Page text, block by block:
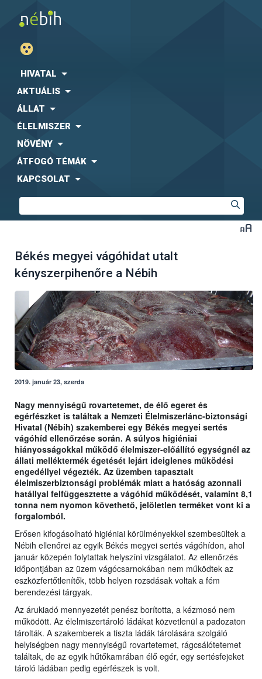
HIVATAL
AKTUÁLIS
ÁLLAT
ÉLELMISZER
NÖVÉNY
ÁTFOGÓ TÉMÁK
KAPCSOLAT
Békés megyei vágóhidat utalt
kényszerpihenőre a Nébih
2019. január 23, szerda
Nagy mennyiségű rovartetemet, de élő egeret és
egérfészket is találtak a Nemzeti Élelmiszerlánc-biztonsági
Hivatal (Nébih) szakemberei egy Békés megyei sertés
vágóhíd ellenőrzése során. A súlyos higiéniai
hiányosságokkal működő élelmiszer-előállító egységnél az
állati melléktermék égetését lejárt ideiglenes működési
engedéllyel végezték. Az üzemben tapasztalt
élelmiszerbiztonsági problémák miatt a hatóság azonnali
hatállyal felfüggesztette a vágóhíd működését, valamint 8,1
tonna nem nyomon követhető, jelöletlen terméket vont ki a
forgalomból.
Erősen kifogásolható higiéniai körülményekkel szembesültek a
Nébih ellenőrei az egyik Békés megyei sertés vágóhídon, ahol
január közepén folytattak helyszíni vizsgálatot. Az ellenőrzés
időpontjában az üzem vágócsarnokában nem működtek az
eszközfertőtlenítők, több helyen rozsdásak voltak a fém
berendezési tárgyak.
Az árukiadó mennyezetét penész borította, a kézmosó nem
működött. Az élelmiszertároló ládákat közvetlenül a padozaton
tárolták. A szakemberek a tiszta ládák tárolására szolgáló
helyiségben nagy mennyiségű rovartetemet, rágcsálótetemet
találtak, de az egyik hűtőkamrában élő egér, egy sertésfejeket
tároló ládában pedig egérfészek is volt.